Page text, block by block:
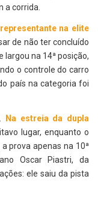
a corrida.
na elite
de não ter concluído
largou na 14ª posição,
o controle do carro
país na categoria foi
Na estreia da dupla
lugar, enquanto o
prova apenas na 10ª
Oscar Piastri, da
ele saiu da pista